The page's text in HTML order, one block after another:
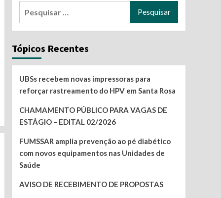
Tópicos Recentes
UBSs recebem novas impressoras para
reforçar rastreamento do HPV em Santa Rosa
CHAMAMENTO PÚBLICO PARA VAGAS DE
ESTÁGIO – EDITAL 02/2026
FUMSSAR amplia prevenção ao pé diabético
com novos equipamentos nas Unidades de
Saúde
AVISO DE RECEBIMENTO DE PROPOSTAS